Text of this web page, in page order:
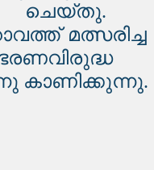
ചെയ്തു.
കാണിക്കുന്നു.